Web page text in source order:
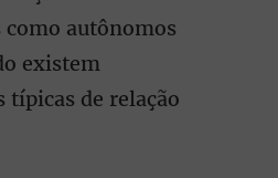
autônomos
existem
típicas de relação